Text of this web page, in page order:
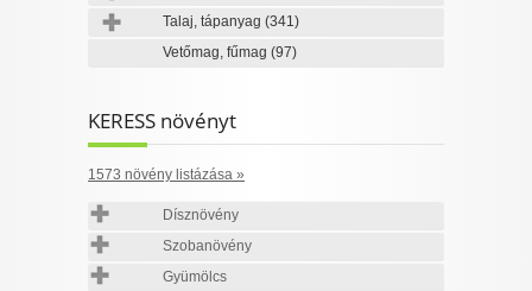
Talaj, tápanyag (341)
Vetőmag, fűmag (97)
KERESS növényt
1573 növény listázása »
Dísznövény
Szobanövény
Gyümölcs